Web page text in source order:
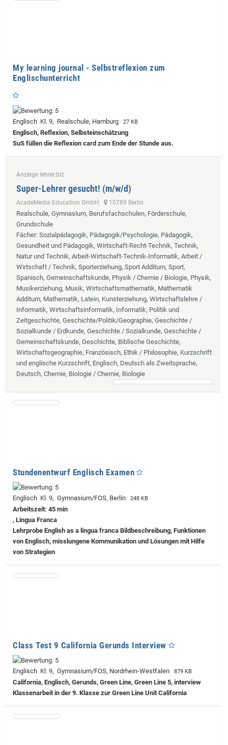
My learning journal - Selbstreflexion zum
Englischunterricht
Englisch Kl. 9, Realschule, Hamburg 27 KB
Englisch, Reflexion, Selbsteinschätzung
SuS füllen die Reflexion card zum Ende der Stunde aus.
Anzeige lehrer.biz
Super-Lehrer gesucht! (m/w/d)
AcadeMedia Education GmbH 10789 Berlin
Realschule, Gymnasium, Berufsfachschulen, Förderschule,
Grundschule
Fächer: Sozialpädagogik, Pädagogik/Psychologie, Pädagogik,
Gesundheit und Pädagogik, Wirtschaft-Recht-Technik, Technik,
Natur und Technik, Arbeit-Wirtschaft-Technik-Informatik, Arbeit /
Wirtschaft / Technik, Sporterziehung, Sport Additum, Sport,
Spanisch, Gemeinschaftskunde, Physik / Chemie / Biologie, Physik,
Musikerziehung, Musik, Wirtschaftsmathematik, Mathematik
Additum, Mathematik, Latein, Kunsterziehung, Wirtschaftslehre /
Informatik, Wirtschaftsinformatik, Informatik, Politik und
Zeitgeschichte, Geschichte/Politik/Geographie, Geschichte /
Sozialkunde / Erdkunde, Geschichte / Sozialkunde, Geschichte /
Gemeinschaftskunde, Geschichte, Biblische Geschichte,
Wirtschaftsgeographie, Französisch, Ethik / Philosophie, Kurzschrift
und englische Kurzschrift, Englisch, Deutsch als Zweitsprache,
Deutsch, Chemie, Biologie / Chemie, Biologie
Stundenentwurf Englisch Examen
Englisch Kl. 9, Gymnasium/FOS, Berlin 248 KB
Arbeitszeit: 45 min
, Lingua Franca
Lehrprobe English as a lingua franca Bildbeschreibung, Funktionen
von Englisch, misslungene Kommunikation und Lösungen mit Hilfe
von Strategien
Class Test 9 California Gerunds Interview
Englisch Kl. 9, Gymnasium/FOS, Nordrhein-Westfalen 879 KB
California, Englisch, Gerunds, Green Line, Green Line 5, interview
Klassenarbeit in der 9. Klasse zur Green Line Unit California